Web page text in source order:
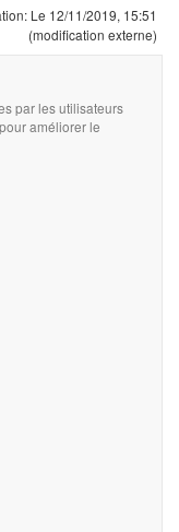
Le 12/11/2019, 15:51
(modification externe)
par les utilisateurs
améliorer le